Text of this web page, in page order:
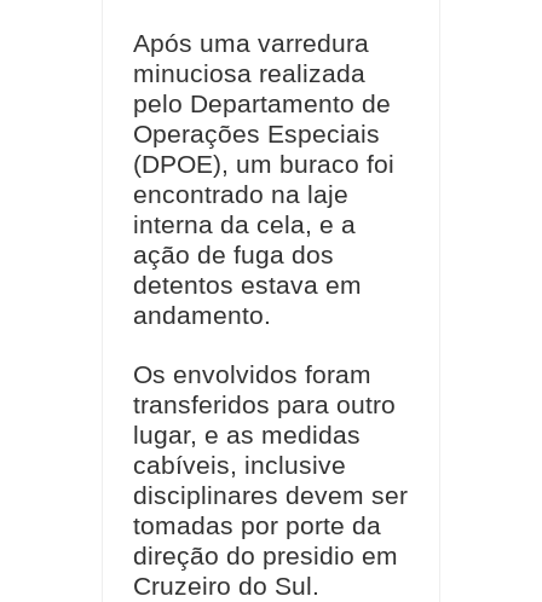
Após uma varredura
minuciosa realizada
pelo Departamento de
Operações Especiais
(DPOE), um buraco foi
encontrado na laje
interna da cela, e a
ação de fuga dos
detentos estava em
andamento.
Os envolvidos foram
transferidos para outro
lugar, e as medidas
cabíveis, inclusive
disciplinares devem ser
tomadas por porte da
direção do presidio em
Cruzeiro do Sul.